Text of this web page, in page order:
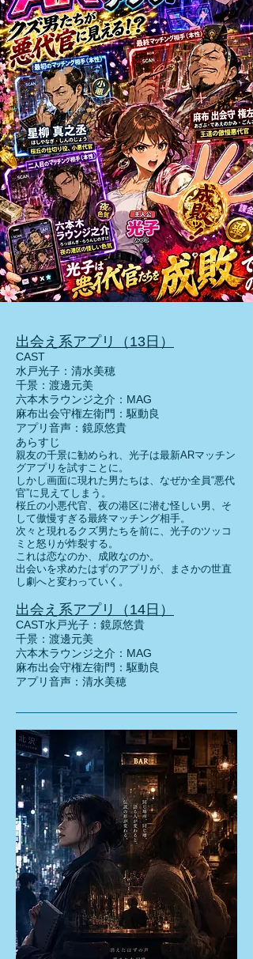
出会え系アプリ（13日）
CAST
水戸光子：清水美穂
千景：渡邊元美
六本木ラウンジ之介：MAG
麻布出会守権左衛門：駆動良
アプリ音声：鏡原悠貴
あらすじ
親友の千景に勧められ、光子は最新ARマッチン
グアプリを試すことに。
しかし画面に現れた男たちは、なぜか全員“悪代
官”に見えてしまう。
桜丘の小悪代官、夜の港区に潜む怪しい男、そ
して傲慢すぎる最終マッチング相手。
次々と現れるクズ男たちを前に、光子のツッコ
ミと怒りが炸裂する。
これは恋なのか、成敗なのか。
出会いを求めたはずのアプリが、まさかの世直
し劇へと変わっていく。
出会え系アプリ（14日）
CAST水戸光子：鏡原悠貴
千景：渡邊元美
六本木ラウンジ之介：MAG
麻布出会守権左衛門：駆動良
アプリ音声：清水美穂